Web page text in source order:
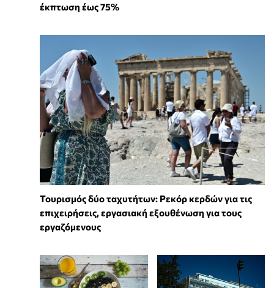
έκπτωση έως 75%
Τουρισμός δύο ταχυτήτων: Ρεκόρ κερδών για τις
επιχειρήσεις, εργασιακή εξουθένωση για τους
εργαζόμενους